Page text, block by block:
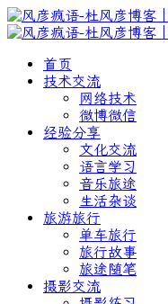
首页
技术交流
网络技术
微博微信
经验分享
文化交流
语言学习
音乐旅途
生活杂谈
旅游旅行
单车旅行
旅行故事
旅途随笔
摄影交流